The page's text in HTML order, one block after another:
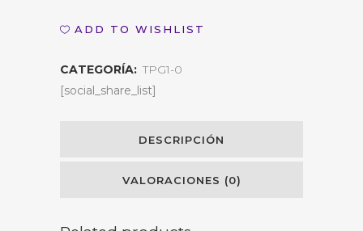
-
Kurt
ADD TO WISHLIST
CATEGORÍA: TPG1-0
[social_share_list]
DESCRIPCIÓN
VALORACIONES (0)